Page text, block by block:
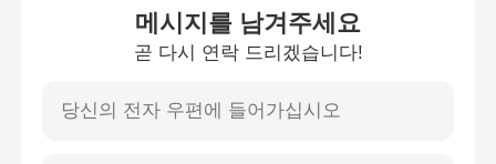
가변 주파수 드라이브메시지를 남겨주세요
곧 다시 연락 드리겠습니다!